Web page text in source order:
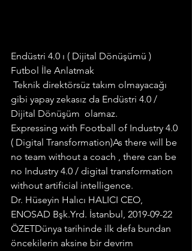
Endüstri 4.0 ı ( Dijital Dönüşümü )
Futbol İle Anlatmak
Teknik direktörsüz takım olmayacağı
gibi yapay zekasız da Endüstri 4.0 /
Dijital Dönüşüm  olamaz.
Expressing with Football of Industry 4.0
( Digital Transformation)As there will be
no team without a coach , there can be
no Industry 4.0 / digital transformation
without artificial intelligence.
Dr. Hüseyin Halıcı HALICI CEO,
ENOSAD Bşk.Yrd. İstanbul, 2019-09-22
ÖZETDünya tarihinde ilk defa bundan
öncekilerin aksine bir devrim